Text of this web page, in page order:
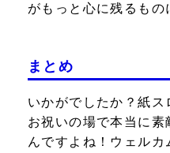
がもっと心に残るもの
まとめ
いかがでしたか？紙
お祝いの場で本当に素
んですよね！ウェル